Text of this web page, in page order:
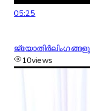
05:25
10views